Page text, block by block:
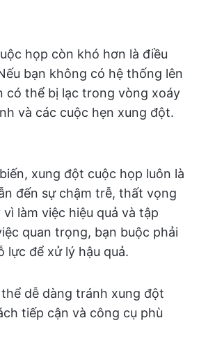
họp còn khó hơn là điều
bạn không có hệ thống lên
có thể bị lạc trong vòng xoáy
và các cuộc hẹn xung đột.
xung đột cuộc họp luôn là
đến sự chậm trễ, thất vọng
làm việc hiệu quả và tập
quan trọng, bạn buộc phải
lực để xử lý hậu quả.
dễ dàng tránh xung đột
tiếp cận và công cụ phù